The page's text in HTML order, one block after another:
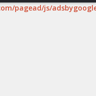
pagead/js/